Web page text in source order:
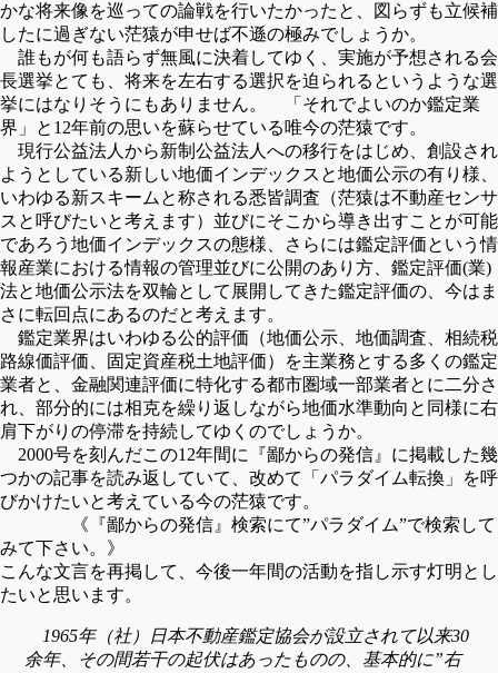
かな将来像を巡っての論戦を行いたかったと、図らずも立候補
したに過ぎない茫猿が申せば不遜の極みでしょうか。
誰もが何も語らず無風に決着してゆく、実施が予想される会
長選挙とても、将来を左右する選択を迫られるというような選
挙にはなりそうにもありません。 「それでよいのか鑑定業
界」と12年前の思いを蘇らせている唯今の茫猿です。
現行公益法人から新制公益法人への移行をはじめ、創設され
ようとしている新しい地価インデックスと地価公示の有り様、
いわゆる新スキームと称される悉皆調査（茫猿は不動産センサ
スと呼びたいと考えます）並びにそこから導き出すことが可能
であろう地価インデックスの態様、さらには鑑定評価という情
報産業における情報の管理並びに公開のあり方、鑑定評価(業)
法と地価公示法を双輪として展開してきた鑑定評価の、今はま
さに転回点にあるのだと考えます。
鑑定業界はいわゆる公的評価（地価公示、地価調査、相続税
路線価評価、固定資産税土地評価）を主業務とする多くの鑑定
業者と、金融関連評価に特化する都市圏域一部業者とに二分さ
れ、部分的には相克を繰り返しながら地価水準動向と同様に右
肩下がりの停滞を持続してゆくのでしょうか。
2000号を刻んだこの12年間に『鄙からの発信』に掲載した幾
つかの記事を読み返していて、改めて「パラダイム転換」を呼
びかけたいと考えている今の茫猿です。
《『鄙からの発信』検索にて”パラダイム”で検索して
みて下さい。》
こんな文言を再掲して、今後一年間の活動を指し示す灯明とし
たいと思います。
1965年（社）日本不動産鑑定協会が設立されて以来30
余年、その間若干の起伏はあったものの、基本的に”右